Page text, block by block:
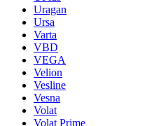
Uragan
Ursa
Varta
VBD
VEGA
Velion
Vesline
Vesna
Volat
Volat Prime